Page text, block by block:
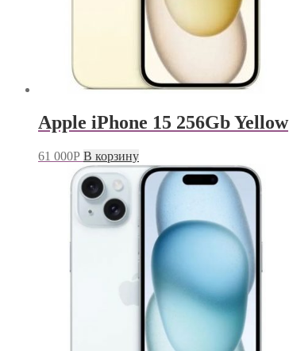
Apple iPhone 15 256Gb Yellow
61 000Р В корзину